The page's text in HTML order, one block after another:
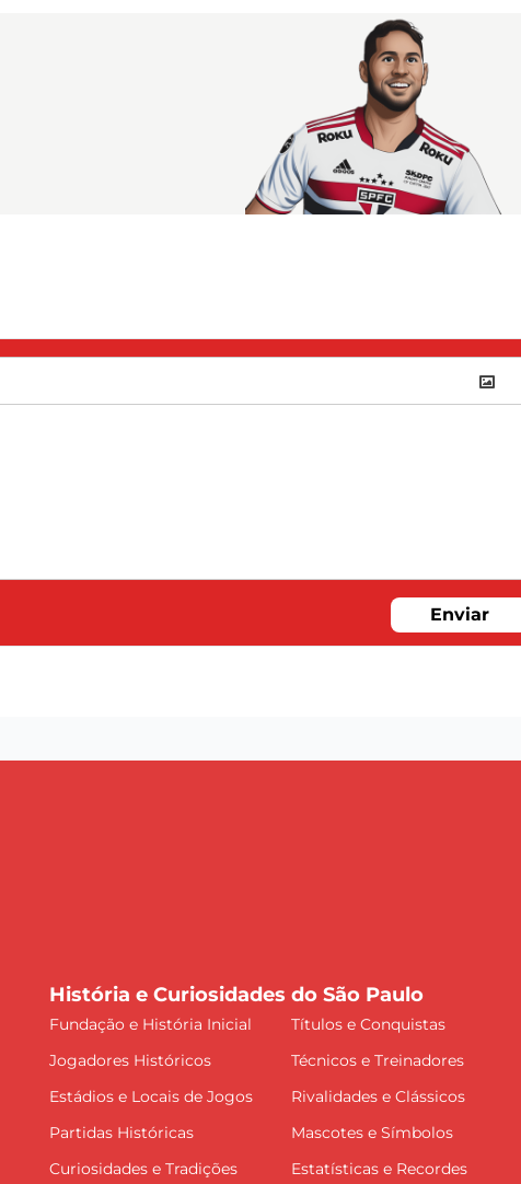
Enviar
História e Curiosidades do São Paulo
Fundação e História Inicial
Títulos e Conquistas
Jogadores Históricos
Técnicos e Treinadores
Estádios e Locais de Jogos
Rivalidades e Clássicos
Partidas Históricas
Mascotes e Símbolos
Curiosidades e Tradições
Estatísticas e Recordes